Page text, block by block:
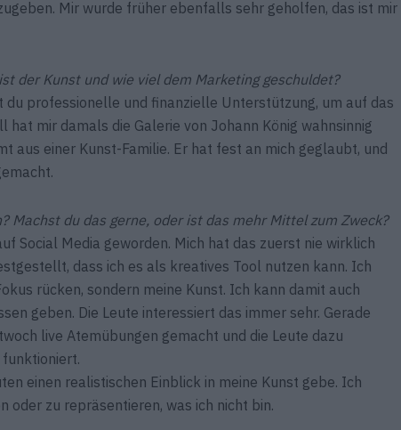
Mir wurde früher ebenfalls sehr geholfen, das ist mir
der Kunst und wie viel dem Marketing geschuldet?
du professionelle und finanzielle Unterstützung, um auf das
hat mir damals die Galerie von Johann König wahnsinnig
aus einer Kunst-Familie. Er hat fest an mich geglaubt, und
Machst du das gerne, oder ist das mehr Mittel zum Zweck?
Social Media geworden. Mich hat das zuerst nie wirklich
dass ich es als kreatives Tool nutzen kann. Ich
rücken, sondern meine Kunst. Ich kann damit auch
geben. Die Leute interessiert das immer sehr. Gerade
live Atemübungen gemacht und die Leute dazu
einen realistischen Einblick in meine Kunst gebe. Ich
oder zu repräsentieren, was ich nicht bin.